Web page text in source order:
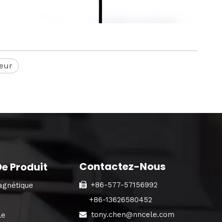
Produit Contactez-Nous
+86-577-57156992
+86-13626580452
 tony.chen@nncele.com